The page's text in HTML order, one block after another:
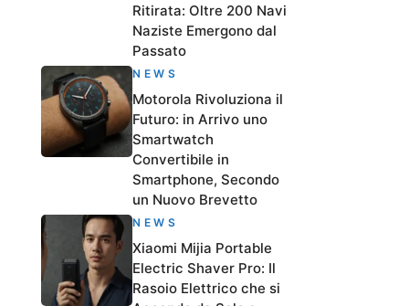
Ritirata: Oltre 200 Navi
Naziste Emergono dal
Passato
NEWS
Motorola Rivoluziona il
Futuro: in Arrivo uno
Smartwatch
Convertibile in
Smartphone, Secondo
un Nuovo Brevetto
NEWS
Xiaomi Mijia Portable
Electric Shaver Pro: Il
Rasoio Elettrico che si